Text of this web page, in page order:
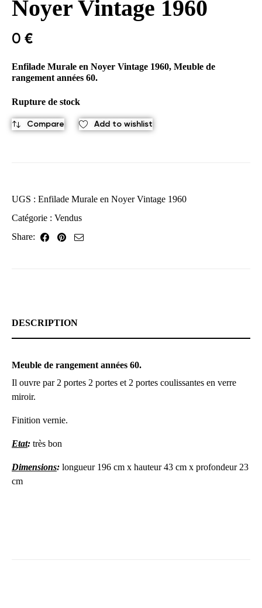
Noyer Vintage 1960
0 €
Enfilade Murale en Noyer Vintage 1960, Meuble de
rangement années 60.
Rupture de stock
Compare Add to wishlist
UGS : Enfilade Murale en Noyer Vintage 1960
Catégorie : Vendus
Share:
DESCRIPTION
Meuble de rangement années 60.
Il ouvre par 2 portes 2 portes et 2 portes coulissantes en verre
miroir.
Finition vernie.
Etat: très bon
Dimensions: longueur 196 cm x hauteur 43 cm x profondeur 23
cm